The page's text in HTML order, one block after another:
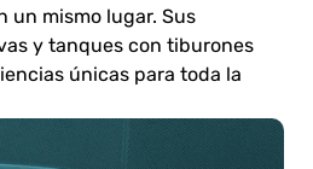
un mismo lugar. Sus
y tanques con tiburones
únicas para toda la